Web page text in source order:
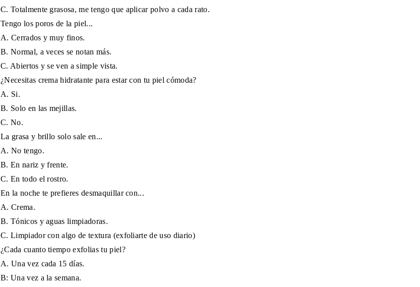
C. Totalmente grasosa, me tengo que aplicar polvo a cada rato.
Tengo los poros de la piel...
A. Cerrados y muy finos.
B. Normal, a veces se notan más.
C. Abiertos y se ven a simple vista.
¿Necesitas crema hidratante para estar con tu piel cómoda?
A. Si.
B. Solo en las mejillas.
C. No.
La grasa y brillo solo sale en...
A. No tengo.
B. En nariz y frente.
C. En todo el rostro.
En la noche te prefieres desmaquillar con...
A. Crema.
B. Tónicos y aguas limpiadoras.
C. Limpiador con algo de textura (exfoliarte de uso diario)
¿Cada cuanto tiempo exfolias tu piel?
A. Una vez cada 15 días.
B: Una vez a la semana.